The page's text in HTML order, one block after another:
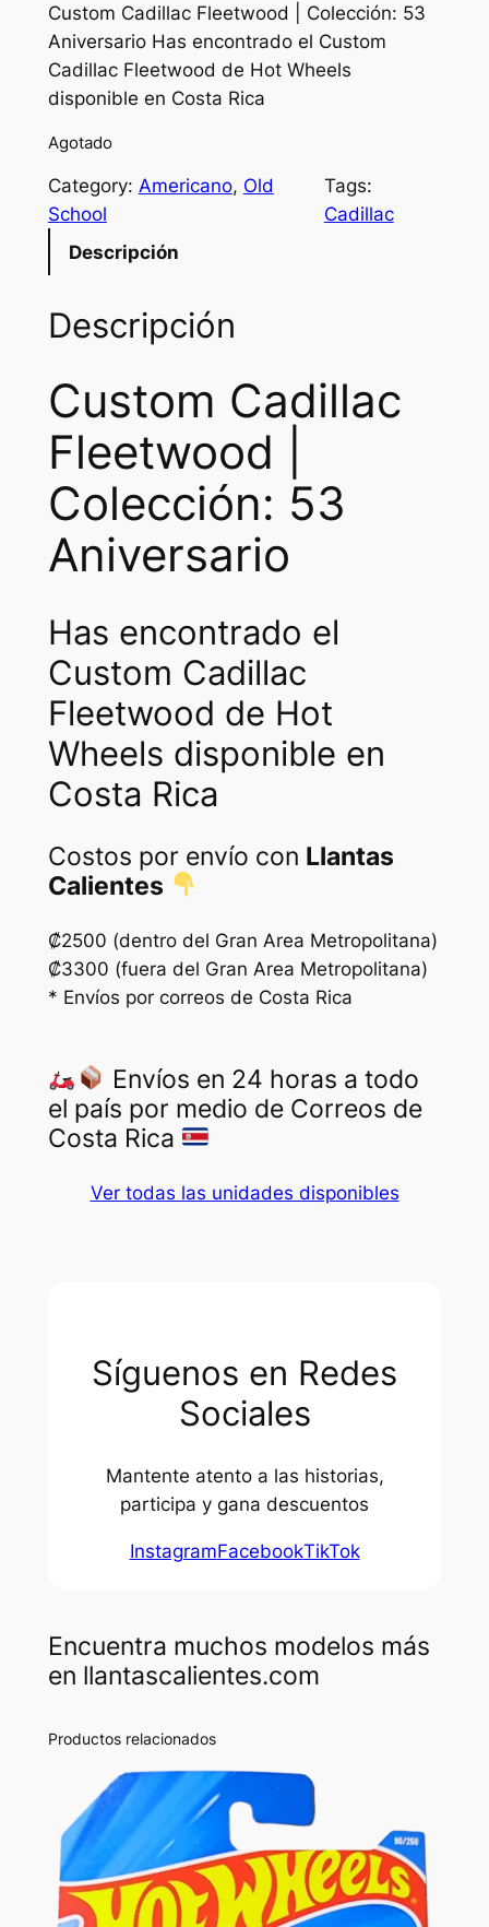
r
i
g
l
r
c
e
w
a
s
₡
1
5
0
0
u
r
r
i
e
i
s
:
₡
5
0
.
Custom Cadillac Fleetwood | Colección: 53
Aniversario Has encontrado el Custom
Cadillac Fleetwood de Hot Wheels
disponible en Costa Rica
Agotado
Category: Americano, Old
School
Tags:
Cadillac
Descripción
Descripción
Custom Cadillac
Fleetwood |
Colección: 53
Aniversario
Has encontrado el
Custom Cadillac
Fleetwood de Hot
Wheels disponible en
Costa Rica
Costos por envío con Llantas
Calientes
₡2500 (dentro del Gran Area Metropolitana)
₡3300 (fuera del Gran Area Metropolitana)
* Envíos por correos de Costa Rica
Envíos en 24 horas a todo
el país por medio de Correos de
Costa Rica
Ver todas las unidades disponibles
Síguenos en Redes
Sociales
Mantente atento a las historias,
participa y gana descuentos
InstagramFacebookTikTok
Encuentra muchos modelos más
en llantascalientes.com
Productos relacionados